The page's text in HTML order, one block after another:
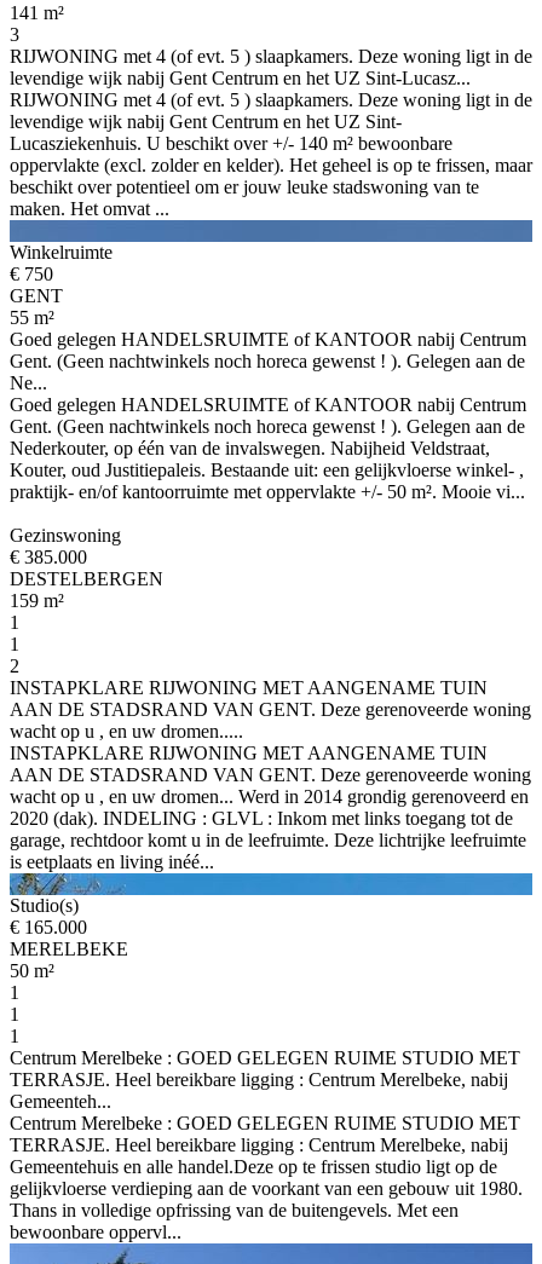
141 m²
3
RIJWONING met 4 (of evt. 5 ) slaapkamers. Deze woning ligt in de
levendige wijk nabij Gent Centrum en het UZ Sint-Lucasz...
RIJWONING met 4 (of evt. 5 ) slaapkamers. Deze woning ligt in de
levendige wijk nabij Gent Centrum en het UZ Sint-
Lucasziekenhuis. U beschikt over +/- 140 m² bewoonbare
oppervlakte (excl. zolder en kelder). Het geheel is op te frissen, maar
beschikt over potentieel om er jouw leuke stadswoning van te
maken. Het omvat ...
Winkelruimte
€ 750
GENT
55 m²
Goed gelegen HANDELSRUIMTE of KANTOOR nabij Centrum
Gent. (Geen nachtwinkels noch horeca gewenst ! ). Gelegen aan de
Ne...
Goed gelegen HANDELSRUIMTE of KANTOOR nabij Centrum
Gent. (Geen nachtwinkels noch horeca gewenst ! ). Gelegen aan de
Nederkouter, op één van de invalswegen. Nabijheid Veldstraat,
Kouter, oud Justitiepaleis. Bestaande uit: een gelijkvloerse winkel- ,
praktijk- en/of kantoorruimte met oppervlakte +/- 50 m². Mooie vi...
Gezinswoning
€ 385.000
DESTELBERGEN
159 m²
1
1
2
INSTAPKLARE RIJWONING MET AANGENAME TUIN
AAN DE STADSRAND VAN GENT. Deze gerenoveerde woning
wacht op u , en uw dromen.....
INSTAPKLARE RIJWONING MET AANGENAME TUIN
AAN DE STADSRAND VAN GENT. Deze gerenoveerde woning
wacht op u , en uw dromen... Werd in 2014 grondig gerenoveerd en
2020 (dak). INDELING : GLVL : Inkom met links toegang tot de
garage, rechtdoor komt u in de leefruimte. Deze lichtrijke leefruimte
is eetplaats en living inéé...
Studio(s)
€ 165.000
MERELBEKE
50 m²
1
1
1
Centrum Merelbeke : GOED GELEGEN RUIME STUDIO MET
TERRASJE. Heel bereikbare ligging : Centrum Merelbeke, nabij
Gemeenteh...
Centrum Merelbeke : GOED GELEGEN RUIME STUDIO MET
TERRASJE. Heel bereikbare ligging : Centrum Merelbeke, nabij
Gemeentehuis en alle handel.Deze op te frissen studio ligt op de
gelijkvloerse verdieping aan de voorkant van een gebouw uit 1980.
Thans in volledige opfrissing van de buitengevels. Met een
bewoonbare oppervl...